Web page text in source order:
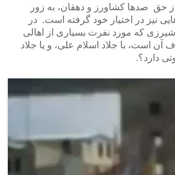
حق صدها کشاورز و دهقان، به زور
نیز در اختیار خود گرفته است. در
که مورد نفرت بسیاری از اهالی
است، با جلاد اسلام علی، و یا جلاد
دارد؟.